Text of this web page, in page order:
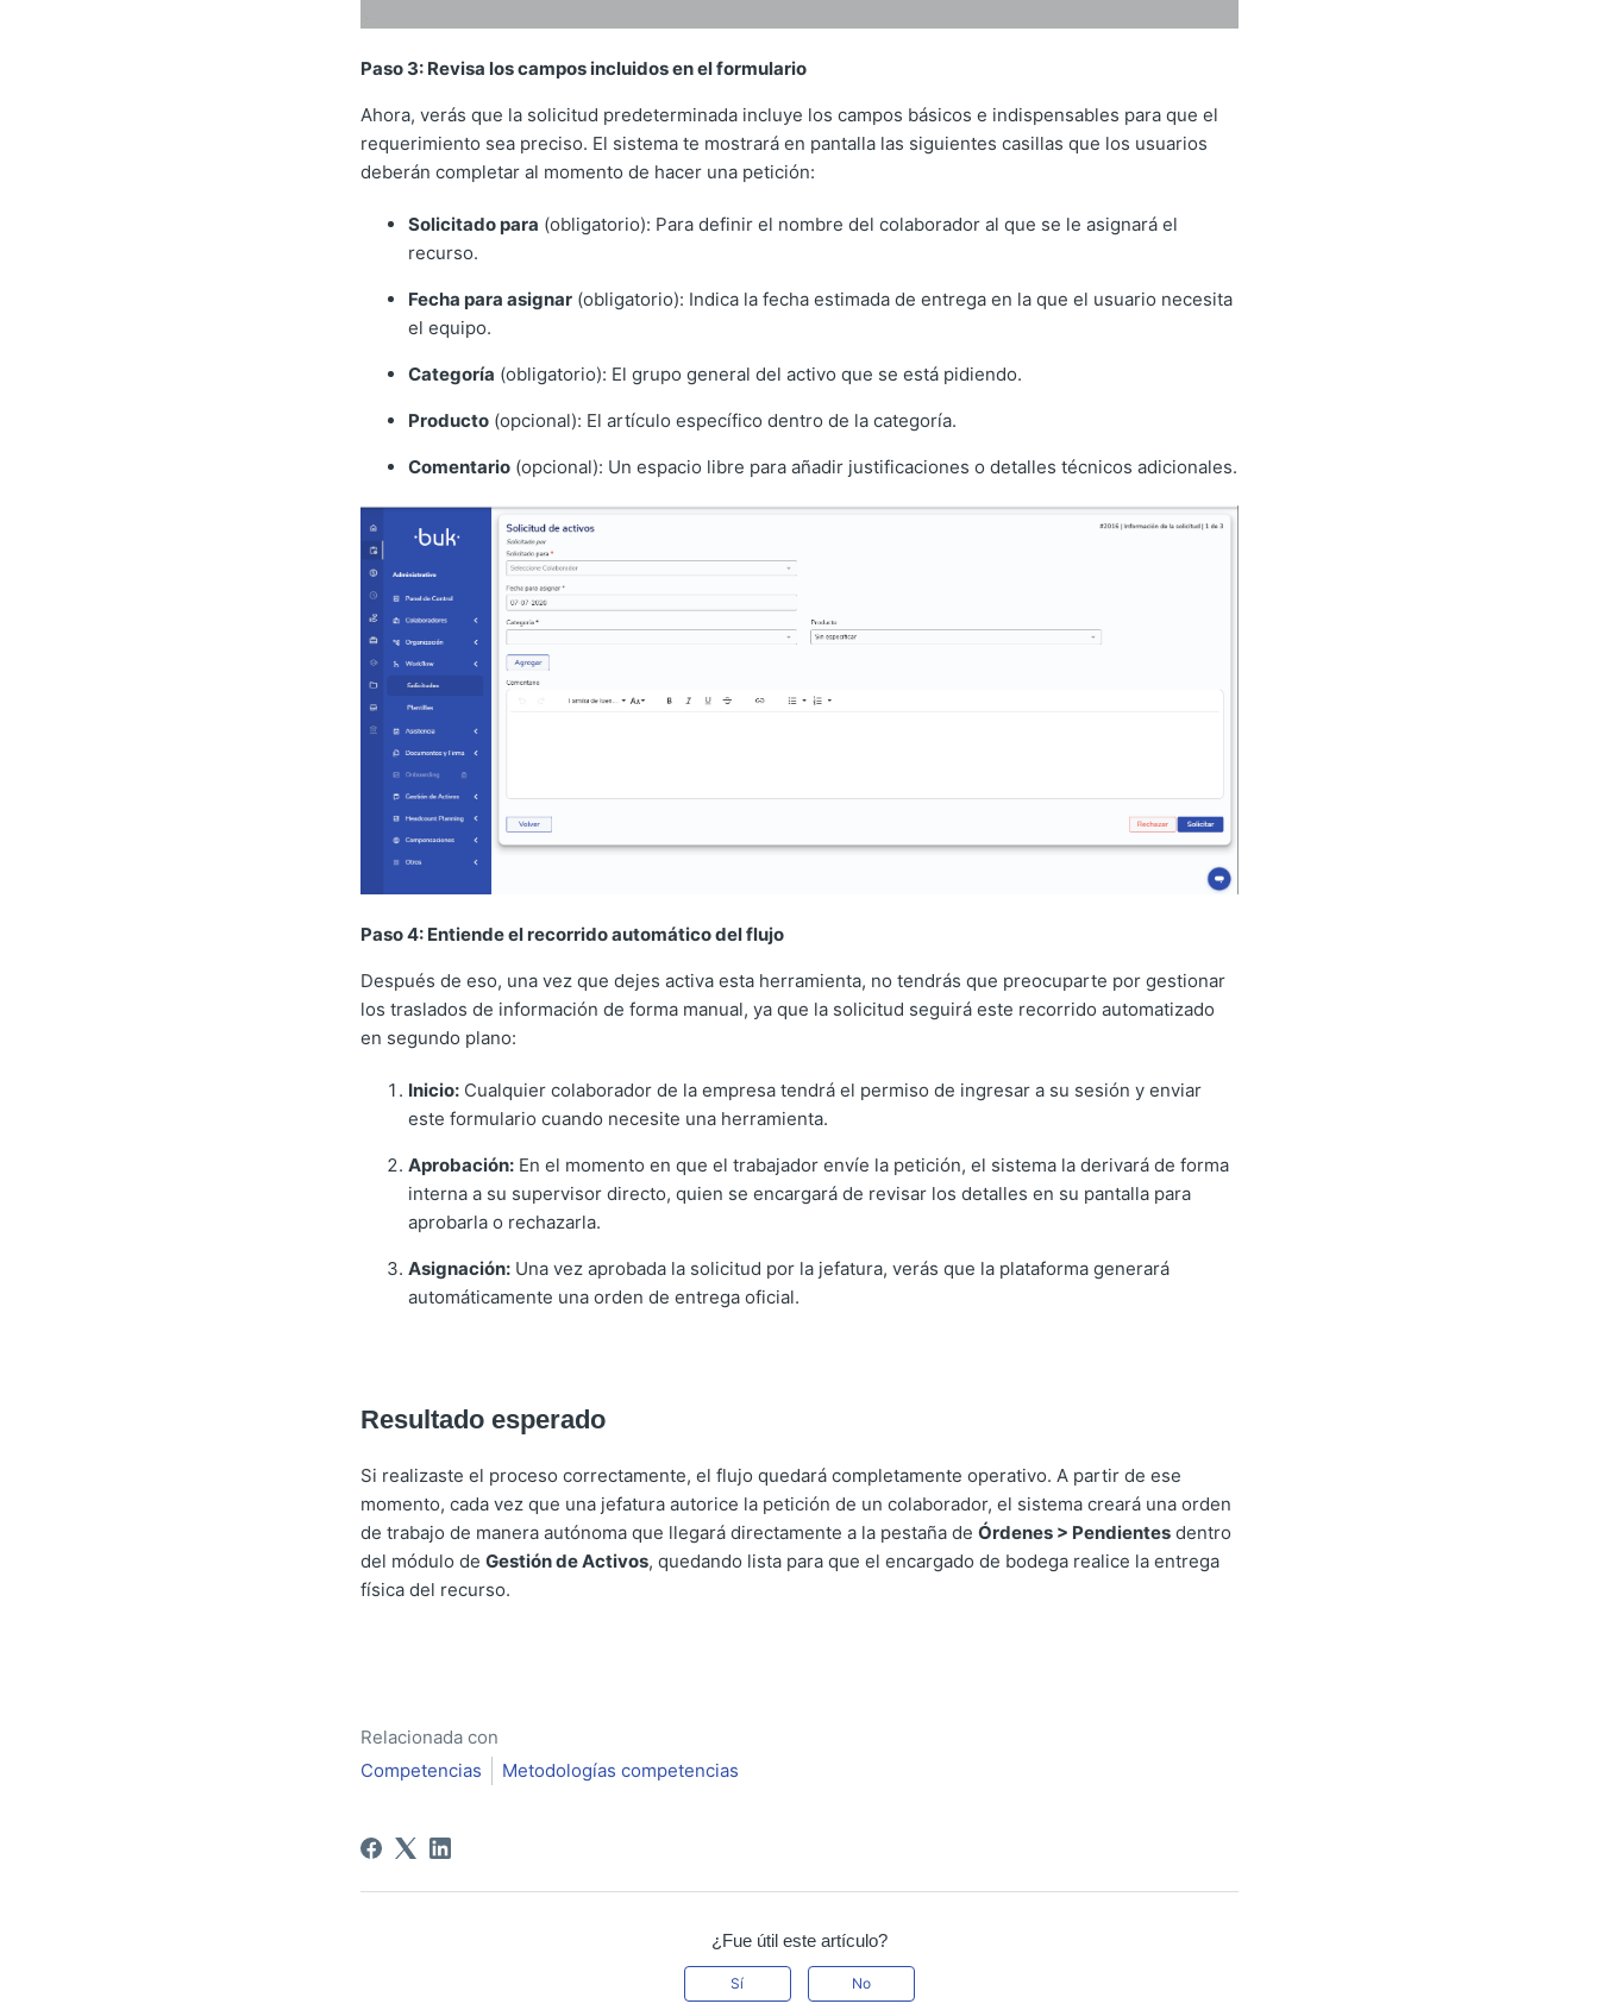
Paso 3: Revisa los campos incluidos en el formulario
Ahora, verás que la solicitud predeterminada incluye los campos básicos e indispensables para que el
requerimiento sea preciso. El sistema te mostrará en pantalla las siguientes casillas que los usuarios
deberán completar al momento de hacer una petición:
Solicitado para (obligatorio): Para definir el nombre del colaborador al que se le asignará el
recurso.
Fecha para asignar(obligatorio): Indica la fecha estimada de entrega en la que el usuario necesita
el equipo.
Categoría (obligatorio): El grupo general del activo que se está pidiendo.
Producto(opcional): El artículo específico dentro de la categoría.
Comentario(opcional): Un espacio libre para añadir justificaciones o detalles técnicos adicionales.
Paso 4: Entiende el recorrido automático del flujo
Después de eso, una vez que dejes activa esta herramienta, no tendrás que preocuparte por gestionar
los traslados de información de forma manual, ya que la solicitud seguirá este recorrido automatizado
en segundo plano:
Inicio:Cualquier colaborador de la empresa tendrá el permiso de ingresar a su sesión y enviar
este formulario cuando necesite una herramienta.
Aprobación:En el momento en que el trabajador envíe la petición, el sistema la derivará de forma
interna a su supervisor directo, quien se encargará de revisar los detalles en su pantalla para
aprobarla o rechazarla.
Asignación:Una vez aprobada la solicitud por la jefatura, verás que la plataforma generará
automáticamente una orden de entrega oficial.
Resultado esperado
Si realizaste el proceso correctamente, el flujo quedará completamente operativo. A partir de ese
momento, cada vez que una jefatura autorice la petición de un colaborador, el sistema creará una orden
de trabajo de manera autónoma que llegará directamente a la pestaña de Órdenes > Pendientesdentro
del módulo de Gestión de Activos, quedando lista para que el encargado de bodega realice la entrega
física del recurso.
Relacionada con
Competencias
Metodologías competencias
¿Fue útil este artículo?
Sí No